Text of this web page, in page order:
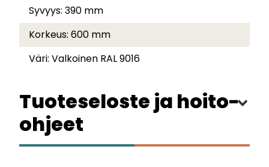
Syvyys: 390 mm
Korkeus: 600 mm
Väri: Valkoinen RAL 9016
Tuoteseloste ja hoito-
ohjeet